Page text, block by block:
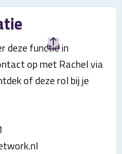
deze functie in
op met Rachel via
of deze rol bij je